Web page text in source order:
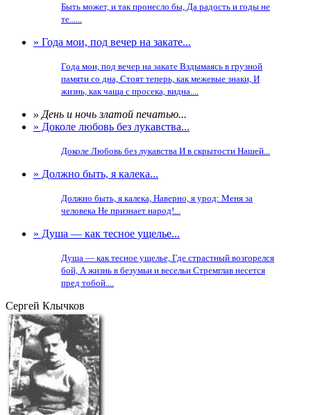
Быть может, и так пронесло бы, Да радость и годы не
те......
» Года мои, под вечер на закате...
Года мои, под вечер на закате Вздымаясь в грузной
памяти со дна, Стоят теперь, как межевые знаки, И
жизнь, как чаща с просека, видна....
» День и ночь златой печатью...
» Доколе любовь без лукавства...
Доколе Любовь без лукавства И в скрытости Нашей...
» Должно быть, я калека...
Должно быть, я калека, Наверно, я урод: Меня за
человека Не признает народ!...
» Душа — как тесное ущелье...
Душа — как тесное ущелье, Где страстный возгорелся
бой, А жизнь в безумьи и весельи Стремглав несется
пред тобой....
Сергей Клычков